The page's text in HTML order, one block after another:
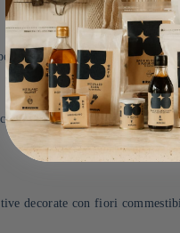
il pranzo. Durante
di riso, spesso farciti con
decorate con fiori